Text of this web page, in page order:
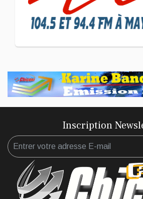
L'association Marovoanio
et Reska NI Kalamu pour la
Langue KIBOSI
Inscription